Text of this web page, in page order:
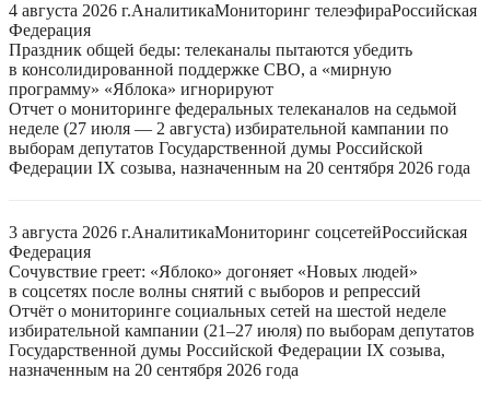
4 августа 2026 г.АналитикаМониторинг телеэфираРоссийская
Федерация
Праздник общей беды: телеканалы пытаются убедить
в консолидированной поддержке СВО, а «мирную
программу» «Яблока» игнорируют
Отчет о мониторинге федеральных телеканалов на седьмой
неделе (27 июля — 2 августа) избирательной кампании по
выборам депутатов Государственной думы Российской
Федерации IX созыва, назначенным на 20 сентября 2026 года
3 августа 2026 г.АналитикаМониторинг соцсетейРоссийская
Федерация
Сочувствие греет: «Яблоко» догоняет «Новых людей»
в соцсетях после волны снятий с выборов и репрессий
Отчёт о мониторинге социальных сетей на шестой неделе
избирательной кампании (21–27 июля) по выборам депутатов
Государственной думы Российской Федерации IX созыва,
назначенным на 20 сентября 2026 года